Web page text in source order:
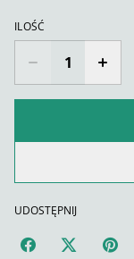
ILOŚĆ
UDOSTĘPNIJ